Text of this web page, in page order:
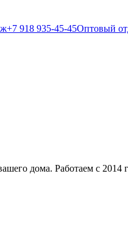
+7 918 935-45-45Оптовый
дома. Работаем с 2014